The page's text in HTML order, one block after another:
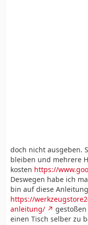
doch nicht ausgeben.
bleiben und mehrere
kosten https://
Deswegen habe ich
bin auf diese Anleitung
https://
anleitung/
einen Tisch selber zu